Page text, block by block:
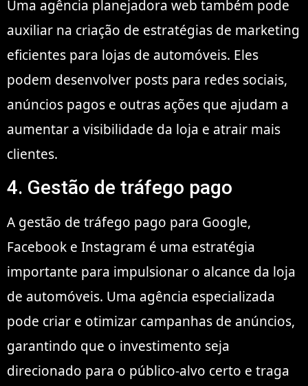
Uma agência planejadora web também pode
auxiliar na criação de estratégias de marketing
eficientes para lojas de automóveis. Eles
podem desenvolver posts para redes sociais,
anúncios pagos e outras ações que ajudam a
aumentar a visibilidade da loja e atrair mais
clientes.
4. Gestão de tráfego pago
A gestão de tráfego pago para Google,
Facebook e Instagram é uma estratégia
importante para impulsionar o alcance da loja
de automóveis. Uma agência especializada
pode criar e otimizar campanhas de anúncios,
garantindo que o investimento seja
direcionado para o público-alvo certo e traga